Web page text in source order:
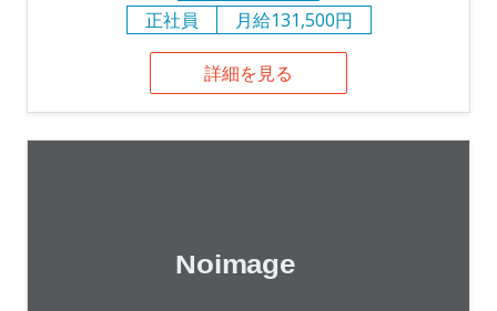
正社員
月給131,500円
詳細を見る